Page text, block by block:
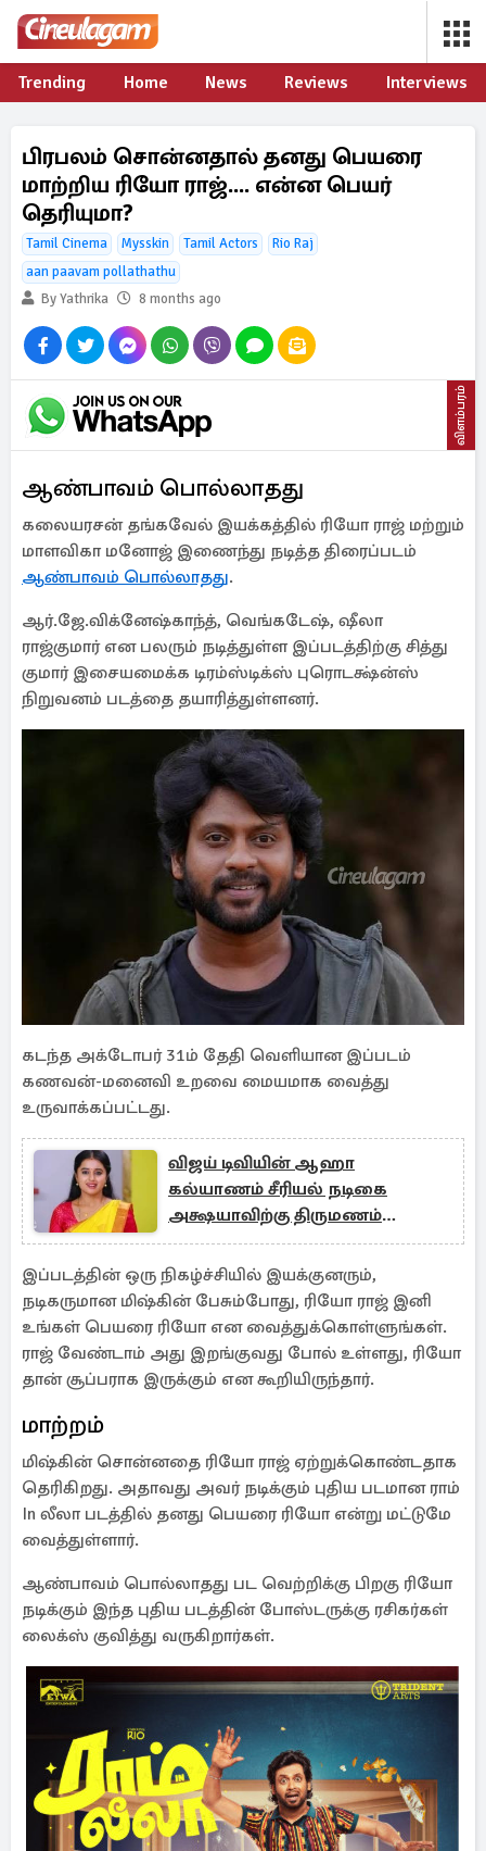
Trending Home News Reviews Interviews
பிரபலம் சொன்னதால் தனது பெயரை
மாற்றிய ரியோ ராஜ்.... என்ன பெயர்
தெரியுமா?
Tamil Cinema Mysskin Tamil Actors
Rio Raj
aan paavam pollathathu
By Yathrika
8 months ago
விளம்பரம்
ஆண்பாவம் பொல்லாதது
கலையரசன் தங்கவேல் இயக்கத்தில் ரியோ ராஜ் மற்றும்
மாளவிகா மனோஜ் இணைந்து நடித்த திரைப்படம்
ஆண்பாவம் பொல்லாதது.
ஆர்.ஜே.விக்னேஷ்காந்த், வெங்கடேஷ், ஷீலா
ராஜ்குமார் என பலரும் நடித்துள்ள இப்படத்திற்கு சித்து
குமார் இசையமைக்க டிரம்ஸ்டிக்ஸ் புரொடக்ஷ்ன்ஸ்
நிறுவனம் படத்தை தயாரித்துள்ளனர்.
கடந்த அக்டோபர் 31ம் தேதி வெளியான இப்படம்
கணவன்-மனைவி உறவை மையமாக வைத்து
உருவாக்கப்பட்டது.
விஜய் டிவியின் ஆஹா
கல்யாணம் சீரியல் நடிகை
அக்ஷயாவிற்கு திருமணம்
முடிந்தது... வைரலாகும் போட்டோ
இப்படத்தின் ஒரு நிகழ்ச்சியில் இயக்குனரும்,
நடிகருமான மிஷ்கின் பேசும்போது, ரியோ ராஜ் இனி
உங்கள் பெயரை ரியோ என வைத்துக்கொள்ளுங்கள்.
ராஜ் வேண்டாம் அது இறங்குவது போல் உள்ளது, ரியோ
தான் சூப்பராக இருக்கும் என கூறியிருந்தார்.
மாற்றம்
மிஷ்கின் சொன்னதை ரியோ ராஜ் ஏற்றுக்கொண்டதாக
தெரிகிறது. அதாவது அவர் நடிக்கும் புதிய படமான ராம்
In லீலா படத்தில் தனது பெயரை ரியோ என்று மட்டுமே
வைத்துள்ளார்.
ஆண்பாவம் பொல்லாதது பட வெற்றிக்கு பிறகு ரியோ
நடிக்கும் இந்த புதிய படத்தின் போஸ்டருக்கு ரசிகர்கள்
லைக்ஸ் குவித்து வருகிறார்கள்.